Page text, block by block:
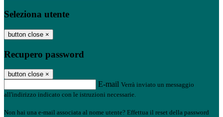
Seleziona utente
button close ×
Recupero password
button close ×
E-mail Verrà inviato un messaggio
all'indirizzo indicato con le istruzioni necessarie.
Non hai una e-mail associata al nome utente? Effettua il reset della password